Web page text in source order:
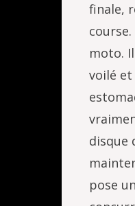
finale,
moto.
voilé
disque
pose